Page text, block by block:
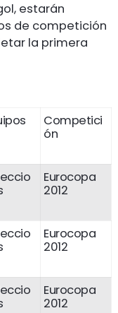
estarán
de competición
la primera
Competici
ón
Eurocopa
2012
Eurocopa
2012
Eurocopa
2012